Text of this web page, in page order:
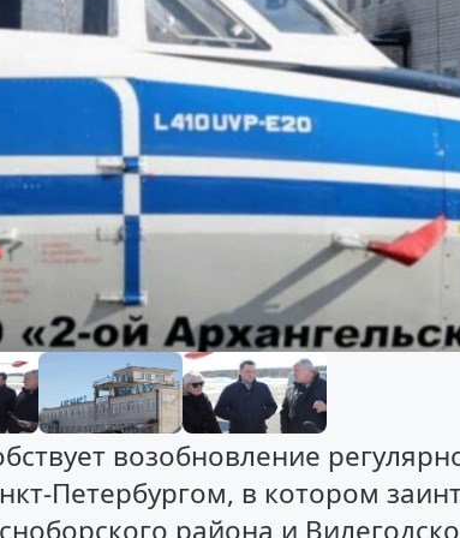
возобновление
Петербургом, в котором
района и